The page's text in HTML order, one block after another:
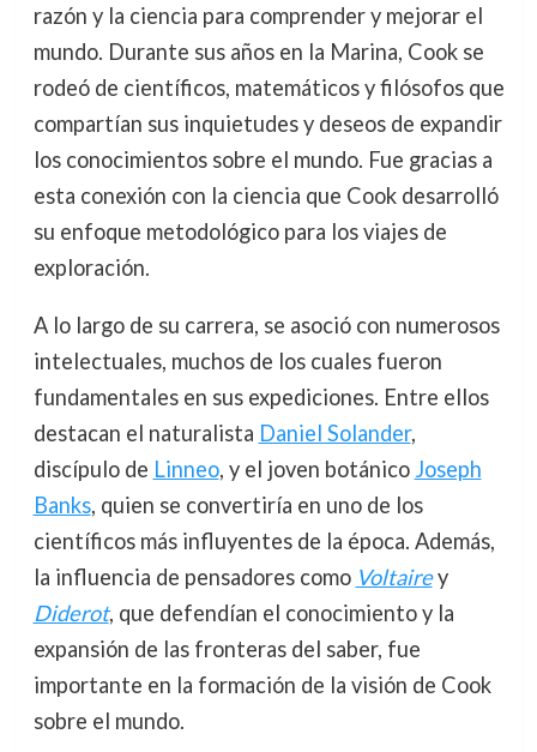
razón y la ciencia para comprender y mejorar el
mundo. Durante sus años en la Marina, Cook se
rodeó de científicos, matemáticos y filósofos que
compartían sus inquietudes y deseos de expandir
los conocimientos sobre el mundo. Fue gracias a
esta conexión con la ciencia que Cook desarrolló
su enfoque metodológico para los viajes de
exploración.
A lo largo de su carrera, se asoció con numerosos
intelectuales, muchos de los cuales fueron
fundamentales en sus expediciones. Entre ellos
destacan el naturalista Daniel Solander,
discípulo de Linneo, y el joven botánico Joseph
Banks, quien se convertiría en uno de los
científicos más influyentes de la época. Además,
la influencia de pensadores como Voltairey
Diderot, que defendían el conocimiento y la
expansión de las fronteras del saber, fue
importante en la formación de la visión de Cook
sobre el mundo.